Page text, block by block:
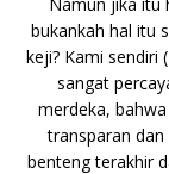
bukankah hal itu
keji? Kami sendiri
sangat
merdeka,
transparan
benteng terakhir